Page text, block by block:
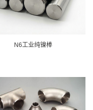
N6工业纯镍棒